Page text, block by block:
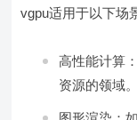
vgpu适用于以下场
高性能计算
资源的领域。